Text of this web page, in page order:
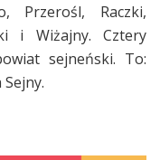
Przerośl, Raczki,
i Wiżajny. Cztery
sejneński. To: